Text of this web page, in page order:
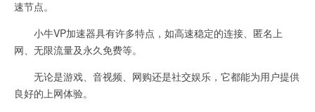
速节点。
小牛VP加速器具有许多特点，如高速稳定的连接、匿名上
网、无限流量及永久免费等。
无论是游戏、音视频、网购还是社交娱乐，它都能为用户提供
良好的上网体验。